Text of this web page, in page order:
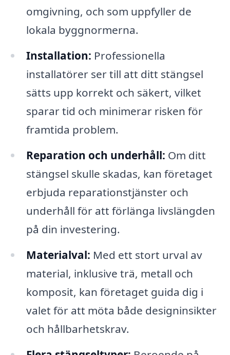
omgivning, och som uppfyller de
lokala byggnormerna.
Installation: Professionella
installatörer ser till att ditt stängsel
sätts upp korrekt och säkert, vilket
sparar tid och minimerar risken för
framtida problem.
Reparation och underhåll: Om ditt
stängsel skulle skadas, kan företaget
erbjuda reparationstjänster och
underhåll för att förlänga livslängden
på din investering.
Materialval: Med ett stort urval av
material, inklusive trä, metall och
komposit, kan företaget guida dig i
valet för att möta både designinsikter
och hållbarhetskrav.